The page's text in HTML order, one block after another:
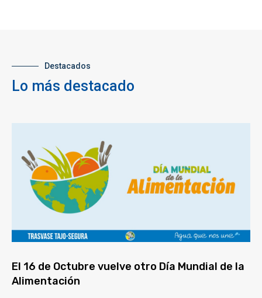
Destacados
Lo más destacado
El 16 de Octubre vuelve otro Día Mundial de la
Alimentación